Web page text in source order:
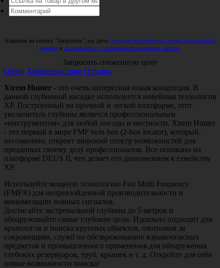
Нажимая на кнопку "Запросить", вы даете согласие на обработку своих персональных
данныхи соглашаетесь с условиями пользования сайтом.
Запросить сниженную цену
Обзор Характеристики Отзывы
Xtrem Hunter - это очень интересная новая концепция. В
данной глубинной насадке используется новейшая технология
XP. Построенный на прочной и легкой платформе, этот
увеличитель глубины является профессиональным
«инструментом» для любой погоды и местности. Xtrem Hunter
- это первый в мире FMF twin box (2-box locator), который,
несомненно, откроет широкий спектр возможностей для
преданных своему делу профессионалов. Все основано на
платформе DEUS II, что делает его дополнением к семейству
XP.
Используйте мощную технологию Fast Multi Frequency
(FMF®) для непревзойденной производительности и
минимизации ложных сигналов.
Достигайте экстремальной глубины до 5 метров и
обнаруживайте самые глубокие цели. Идеально подходит для
археологов и поиска крупных объектов, охотников за
сокровищами, служб по обезвреживанию взрывоопасных
предметов и промышленного применения для обнаружения
глубоких резервуаров, труб, крышек и т. д. Откройте для себя
новые возможности поиска!